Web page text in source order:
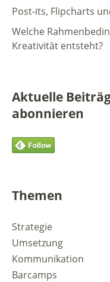
Post-its, Flipcharts
Welche
Kreativität entsteht?
Aktuelle
abonnieren
Themen
Strategie
Umsetzung
Kommunikation
Barcamps